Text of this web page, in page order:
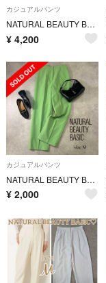
カジュアルパンツ
NATURAL BEAUTY BASIC リネンライク テーパードパンツ
¥ 4,200
カジュアルパンツ
NATURAL BEAUTY BASIC センタープレスパンツ M グリーン
¥ 2,000